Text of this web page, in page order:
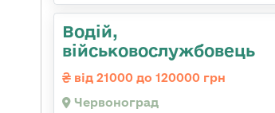
Водій,
військовослужбовець
від 21000 до 120000 грн
Червоноград